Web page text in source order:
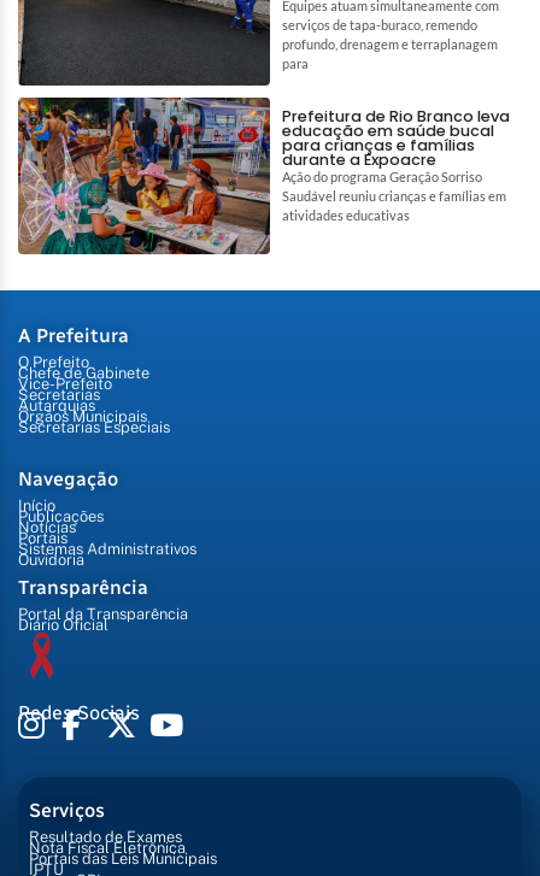
Equipes atuam simultaneamente com
serviços de tapa-buraco, remendo
profundo, drenagem e terraplanagem
para
Prefeitura de Rio Branco leva
educação em saúde bucal
para crianças e famílias
durante a Expoacre
Ação do programa Geração Sorriso
Saudável reuniu crianças e famílias em
atividades educativas
A Prefeitura
O Prefeito
Chefe de Gabinete
Vice-Prefeito
Secretarias
Autarquias
Órgãos Municipais
Secretarias Especiais
Navegação
Início
Publicações
Notícias
Portais
Sistemas Administrativos
Ouvidoria
Transparência
Portal da Transparência
Diário Oficial
Redes Sociais
Serviços
Resultado de Exames
Nota Fiscal Eletrônica
Portais das Leis Municipais
IPTU